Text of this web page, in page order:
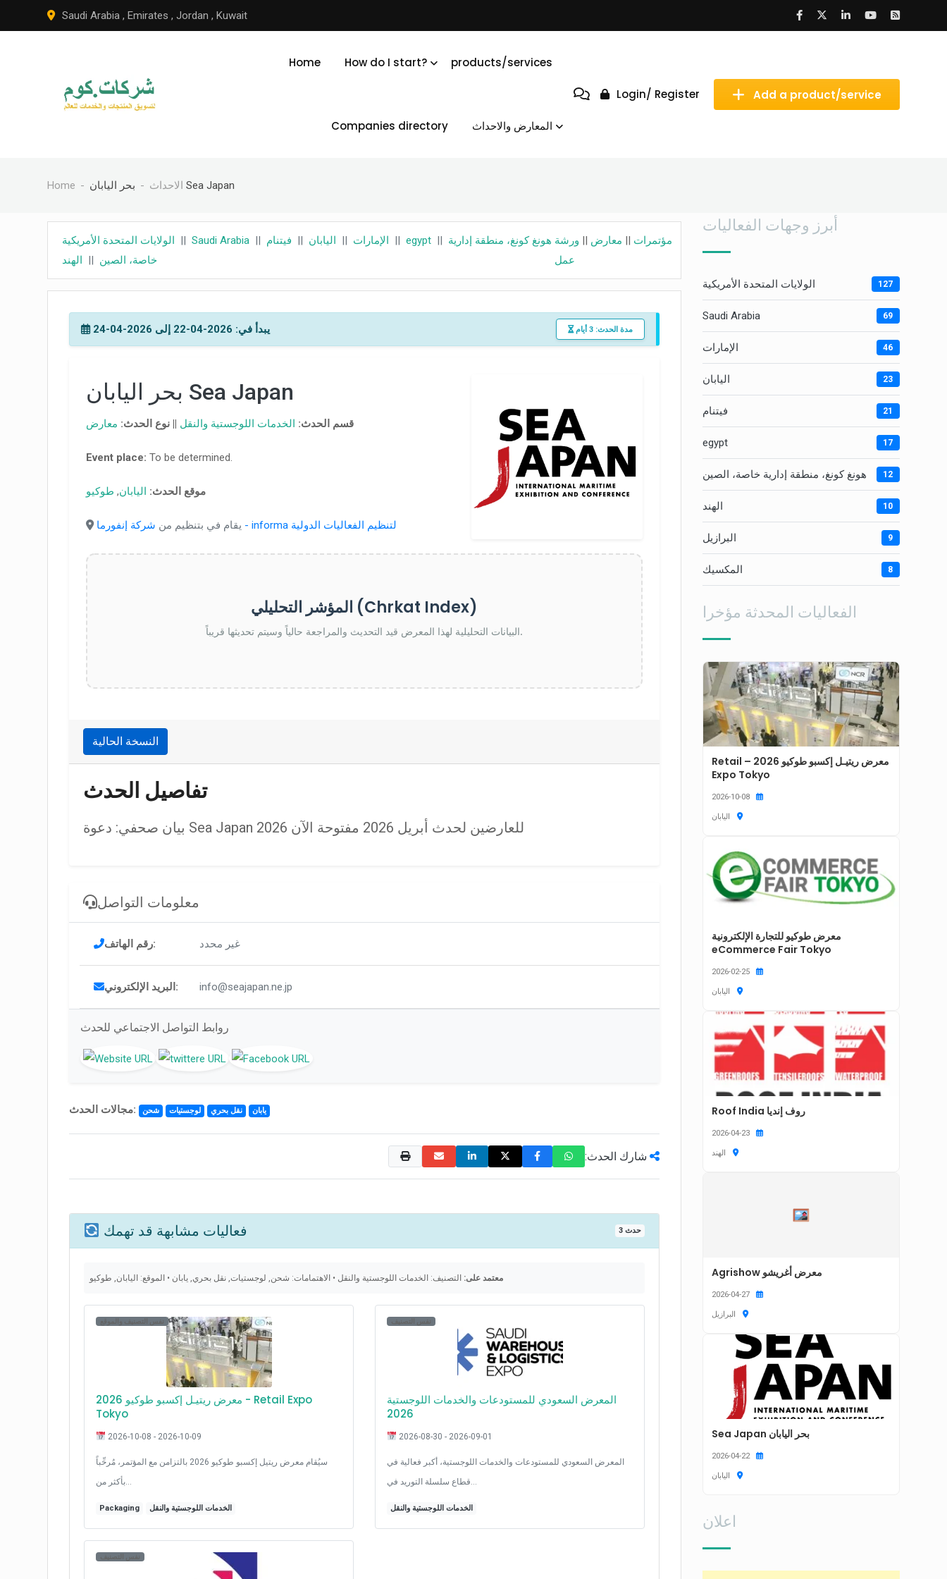
to
Saudi Arabia , Emirates , Jordan , Kuwait
Add a product/service
Login/ Register
Home How do I start? products/services
Companies directory المعارض والاحداث
Home الاحداث بحر اليابان Sea Japan
الولايات المتحدة الأمريكية || Saudi Arabia || الإمارات || اليابان || فيتنام || egypt || هونغ كونغ، منطقة إدارية
خاصة، الصين || الهند
مؤتمرات || معارض || ورشة
عمل
يبدأ في: 2026-04-22 إلى 2026-04-24 مدة الحدث: 3 أيام
بحر اليابان Sea Japan
قسم الحدث: الخدمات اللوجستية والنقل || نوع الحدث: معارض
Event place: To be determined.
موقع الحدث: اليابان, طوكيو
يقام في بتنظيم من شركة إنفورما - informa لتنظيم الفعاليات الدولية
المؤشر التحليلي (Chrkat Index)
البيانات التحليلية لهذا المعرض قيد التحديث والمراجعة حالياً وسيتم تحديثها قريباً.
النسخة الحالية
تفاصيل الحدث
بيان صحفي: دعوة Sea Japan 2026 للعارضين لحدث أبريل 2026 مفتوحة الآن
معلومات التواصل
رقم الهاتف: غير محدد
البريد الإلكتروني: info@seajapan.ne.jp
روابط التواصل الاجتماعي للحدث
مجالات الحدث: شحن لوجستيات نقل بحري يابان
شارك الحدث:
فعاليات مشابهة قد تهمك 3 حدث
معتمد على: التصنيف: الخدمات اللوجستية والنقل • الاهتمامات: شحن, لوجستيات, نقل بحري, يابان • الموقع: اليابان, طوكيو
نفس التصنيف والموقع
معرض ريتيـل إكسبو طوكيو 2026 - Retail Expo
Tokyo
2026-10-08 - 2026-10-09
سيُقام معرض ريتيل إكسبو طوكيو 2026 بالتزامن مع المؤتمر، مُرحِّباً
بأكثر من…
Packaging الخدمات اللوجستية والنقل
نفس التصنيف
المعرض السعودي للمستودعات والخدمات اللوجستية
2026
2026-08-30 - 2026-09-01
المعرض السعودي للمستودعات والخدمات اللوجستية، أكبر فعالية في
قطاع سلسلة التوريد في…
الخدمات اللوجستية والنقل
نفس التصنيف
أبرز وجهات الفعاليات
الولايات المتحدة الأمريكية 127
Saudi Arabia 69
الإمارات 46
اليابان 23
فيتنام 21
egypt 17
هونغ كونغ، منطقة إدارية خاصة، الصين 12
الهند 10
البرازيل 9
المكسيك 8
الفعاليات المحدثة مؤخرا
معرض ريتيـل إكسبو طوكيو 2026 – Retail
Expo Tokyo
اليابان
معرض طوكيو للتجارة الإلكترونية
eCommerce Fair Tokyo
اليابان
روف إنديا Roof India
الهند
معرض أغريشو Agrishow
البرازيل
بحر اليابان Sea Japan
2026-04-22
اليابان
اعلان